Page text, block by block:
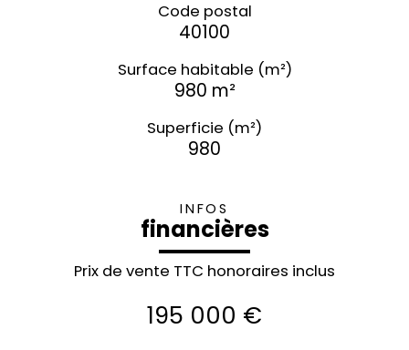
Code postal
40100
Surface habitable (m²)
980 m²
Superficie (m²)
980
INFOS
financières
Prix de vente TTC honoraires inclus
195 000 €